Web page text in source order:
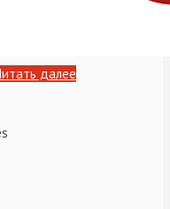
далее